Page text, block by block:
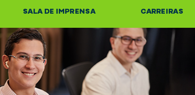
SALA DE IMPRENSA CARREIRAS